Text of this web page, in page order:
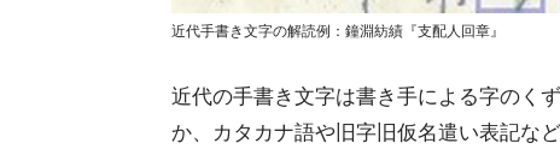
近代手書き文字の解読例：鐘淵紡績『支配人回章』
近代の手書き文字は書き手による字のく
か、カタカナ語や旧字旧仮名遣い表記な